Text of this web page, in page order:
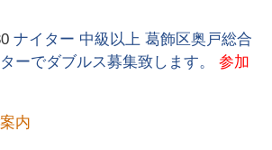
ナイター 中級以上 葛飾区奥戸総合
ーでダブルス募集致します。
参加
内